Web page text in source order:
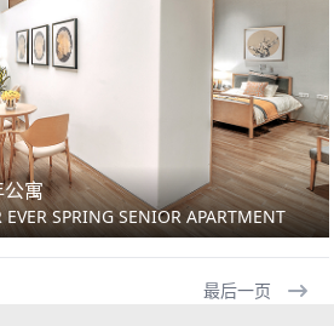
寓
SPRING SENIOR APARTMENT
最后一页